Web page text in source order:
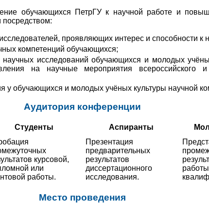
обучающихся ПетрГУ к научной работе и
посредством:
проявляющих интерес и способности к
компетенций обучающихся;
исследований обучающихся и молодых
на научные мероприятия всероссийского
у обучающихся и молодых учёных культуры научной
Аудитория конференции
Студенты Аспиранты
курсовой,
или
работы.
Презентация
предварительных
результатов
диссертационного
исследования.
Место проведения